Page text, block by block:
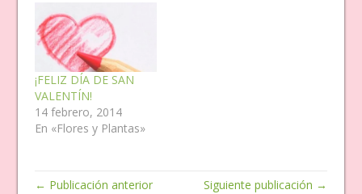
¡FELIZ DÍA DE SAN
VALENTÍN!
14 febrero, 2014
En «Flores y Plantas»
← Publicación anterior Siguiente publicación →